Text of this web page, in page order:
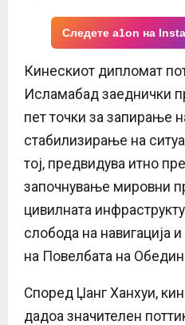
Следете a1on на
Кинескиот дипломат
Исламабад заеднички
пет точки за запирање
стабилизирање на
тој, предвидува итно
започнување мировни
цивилната
слобода на навигација
на Повелбата на
Според Џанг Ханхуи,
дадоа значителен